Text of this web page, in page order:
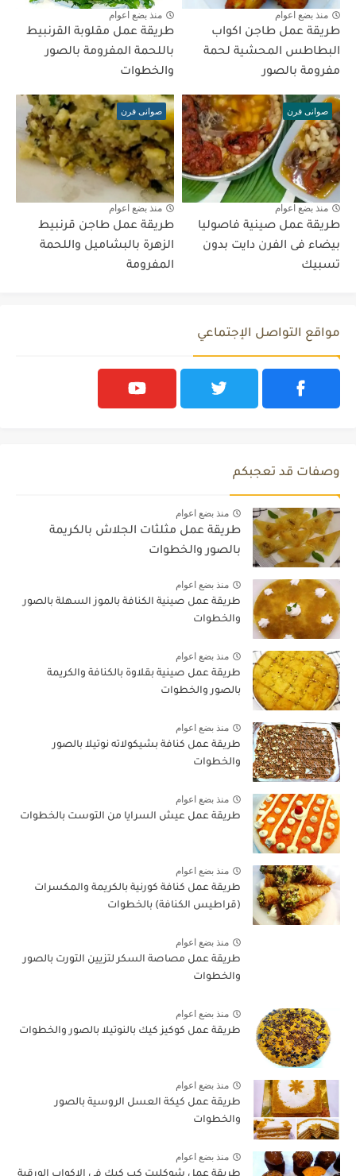
منذ بضع اعوام
طريقة عمل طاجن اكواب
البطاطس المحشية لحمة
مفرومة بالصور
منذ بضع اعوام
طريقة عمل مقلوبة القرنبيط
باللحمة المفرومة بالصور
والخطوات
صوانى فرن
منذ بضع اعوام
طريقة عمل صينية فاصوليا
بيضاء فى الفرن دايت بدون
تسبيك
صوانى فرن
منذ بضع اعوام
طريقة عمل طاجن قرنبيط
الزهرة بالبشاميل واللحمة
المفرومة
مواقع التواصل الإجتماعي
وصفات قد تعجبكم
منذ بضع اعوام
طريقة عمل مثلثات الجلاش بالكريمة
بالصور والخطوات
منذ بضع اعوام
طريقة عمل صينية الكنافة بالموز السهلة بالصور
والخطوات
منذ بضع اعوام
طريقة عمل صينية بقلاوة بالكنافة والكريمة
بالصور والخطوات
منذ بضع اعوام
طريقة عمل كنافة بشيكولاته نوتيلا بالصور
والخطوات
منذ بضع اعوام
طريقة عمل عيش السرايا من التوست بالخطوات
منذ بضع اعوام
طريقة عمل كنافة كورنية بالكريمة والمكسرات
(قراطيس الكنافة) بالخطوات
منذ بضع اعوام
طريقة عمل مصاصة السكر لتزيين التورت بالصور
والخطوات
منذ بضع اعوام
طريقة عمل كوكيز كيك بالنوتيلا بالصور والخطوات
منذ بضع اعوام
طريقة عمل كيكة العسل الروسية بالصور
والخطوات
منذ بضع اعوام